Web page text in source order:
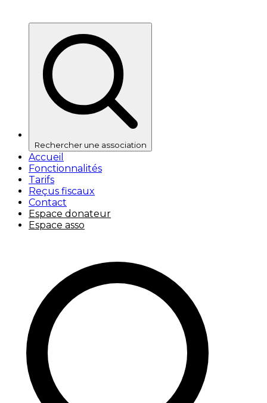
Rechercher une association
Accueil
Fonctionnalités
Tarifs
Reçus fiscaux
Contact
Espace donateur
Espace asso